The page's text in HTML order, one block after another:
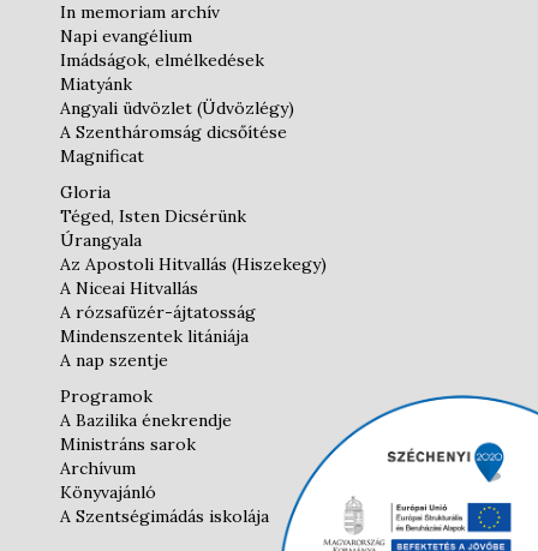
In memoriam archív
Napi evangélium
Imádságok, elmélkedések
Miatyánk
Angyali üdvözlet (Üdvözlégy)
A Szentháromság dicsőítése
Magnificat
Gloria
Téged, Isten Dicsérünk
Úrangyala
Az Apostoli Hitvallás (Hiszekegy)
A Niceai Hitvallás
A rózsafüzér-ájtatosság
Mindenszentek litániája
A nap szentje
Programok
A Bazilika énekrendje
Ministráns sarok
Archívum
Könyvajánló
A Szentségimádás iskolája